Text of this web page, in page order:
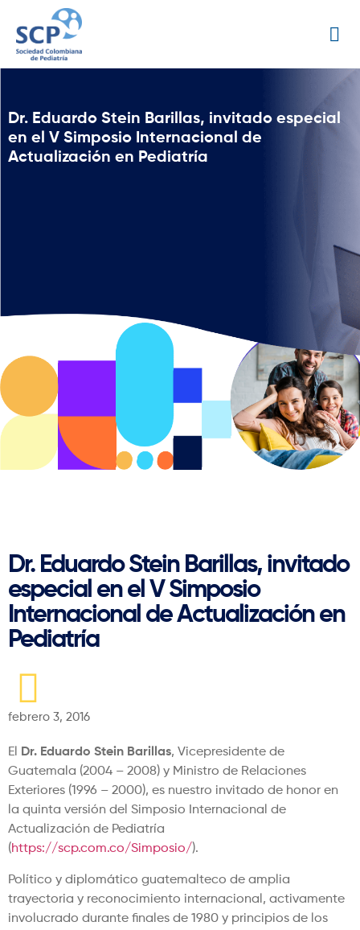
Dr. Eduardo Stein Barillas, invitado especial
en el V Simposio Internacional de
Actualización en Pediatría
Dr. Eduardo Stein Barillas, invitado
especial en el V Simposio
Internacional de Actualización en
Pediatría
febrero 3, 2016
El Dr. Eduardo Stein Barillas, Vicepresidente de
Guatemala (2004 – 2008) y Ministro de Relaciones
Exteriores (1996 – 2000), es nuestro invitado de honor en
la quinta versión del Simposio Internacional de
Actualización de Pediatría
(https://scp.com.co/Simposio/).
Político y diplomático guatemalteco de amplia
trayectoria y reconocimiento internacional, activamente
involucrado durante finales de 1980 y principios de los